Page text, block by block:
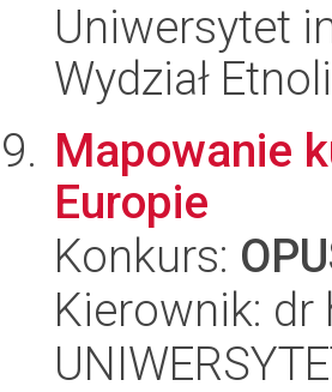
Uniwersytet
Wydział
Mapowanie
Europie
Konkurs:
Kierownik: dr